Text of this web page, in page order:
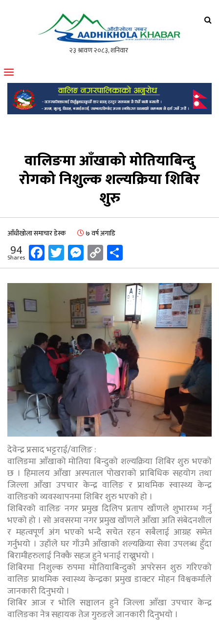
मोफसलकै लोकप्रिय अनलाइन पत्रिका
वालिङमा आँखाको मोतियाबिन्दु
रोगको निशुल्क शल्यक्रिया शिबिर
शुरु
आँधीखोला समाचार डेस्क ७ वर्ष अगाडि
94
Shares Facebook
Twitter
Messenger
Copy
Link
देवेन्द्र प्रसाद भट्टराई/वालिङ :
वालिङमा आँखाको मोतिया बिन्दुको शल्यक्रिया शिबिर शुरु भएको
छ । हिमालय आँखा अस्पताल पोखराको प्राबिधिक सहयोग तथा
जिल्ला आँखा उपचार केन्द्र वालिङ र प्राथमिक स्वास्थ्य केन्द्र
वालिङको व्यवस्थापनमा शिबिर शुरु भएको हो ।
शिबिरको वालिङ नगर प्रमुख दिलिप प्रताप खाँणले शुभारम्भ गर्नु
भएको हो । सो अवसरमा नगर प्रमुख खाँणले आँखा अति संबेदनशील
र महत्वपूर्ण अंग भएको भन्दै सचेत रहन सबैलाई आग्रह समेत
गर्नुभयो । उहाँले घर गाँउमै आँखाको शल्यक्रिया सेवा उपलब्ध हुँदा
बिरामीहरुलाई निक्कै सहज हुने भनाई राख्नुभयो ।
शिबिरमा निशुल्क रुपमा मोतियाबिन्दुको अपरेसन शुरु गरिएको
वालिङ प्राथमिक स्वास्थ्य केन्द्रका प्रमुख डाक्टर मोहन विश्वकर्माले
जानकारी दिनुभयो ।
शिबिर आज र भोलि सञ्चालन हुने जिल्ला आँखा उपचार केन्द्र
वालिङका नेत्र सहायक तेज गुरुङले जानकारी दिनुभयो ।